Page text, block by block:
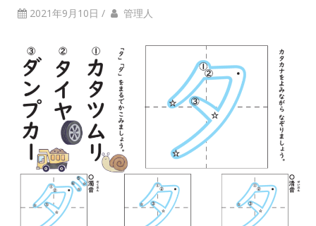
2021年9月10日 / 管理人